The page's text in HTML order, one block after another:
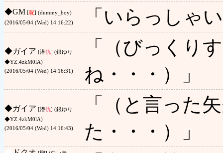
◆GM [呪] (dummy_boy)
(2016/05/04 (Wed) 14:16:22)
「いらっしゃ
◆ガイア [潜仇] (銀ゆり
◆YZ.4zkM0lA)
(2016/05/04 (Wed) 14:16:31)
「（びっくり
ね・・・）」
◆ガイア [潜仇] (銀ゆり
◆YZ.4zkM0lA)
(2016/05/04 (Wed) 14:16:43)
「（と言った
た・・・）」